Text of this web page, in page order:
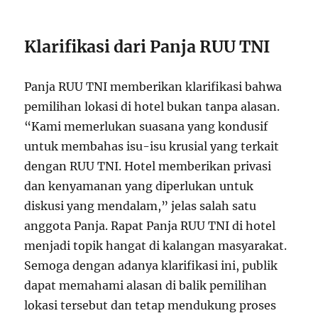
Klarifikasi dari Panja RUU TNI
Panja RUU TNI memberikan klarifikasi bahwa
pemilihan lokasi di hotel bukan tanpa alasan.
“Kami memerlukan suasana yang kondusif
untuk membahas isu-isu krusial yang terkait
dengan RUU TNI. Hotel memberikan privasi
dan kenyamanan yang diperlukan untuk
diskusi yang mendalam,” jelas salah satu
anggota Panja. Rapat Panja RUU TNI di hotel
menjadi topik hangat di kalangan masyarakat.
Semoga dengan adanya klarifikasi ini, publik
dapat memahami alasan di balik pemilihan
lokasi tersebut dan tetap mendukung proses